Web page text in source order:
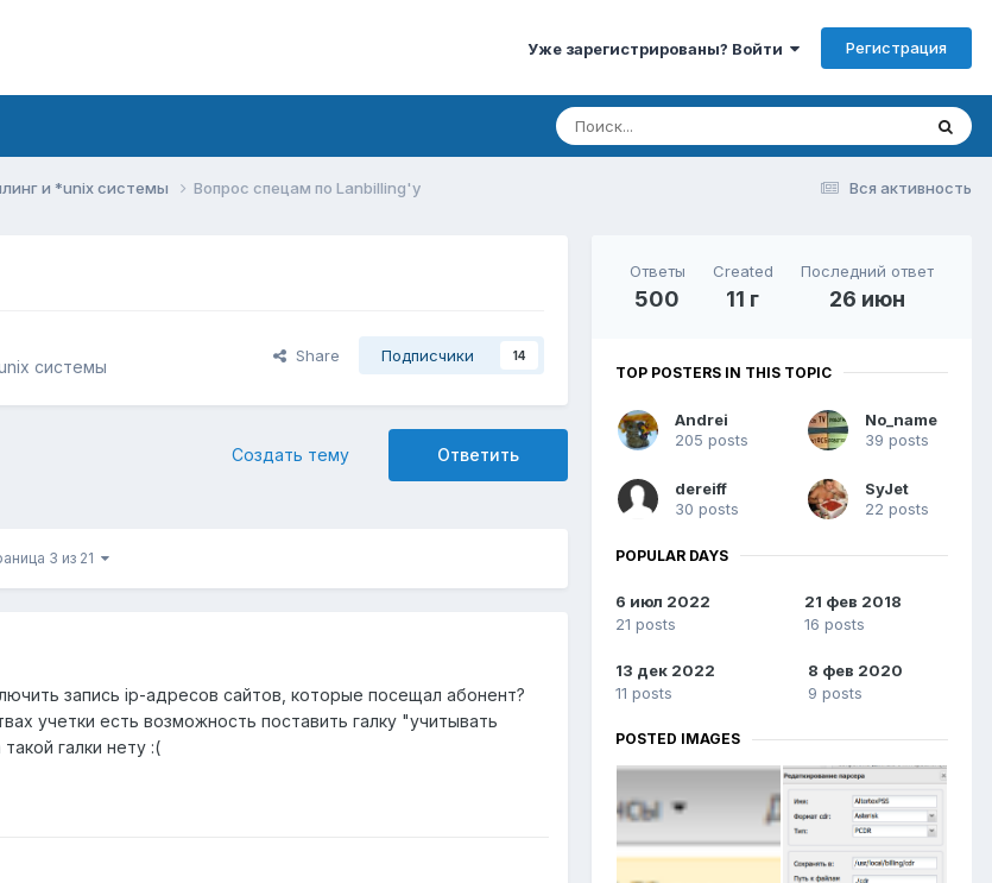
Уже зарегистрированы? Войти Регистрация
Вся активность
и *unix системы Вопрос спецам по Lanbilling'y
системы
Share Подписчики 14
Ответить
Создать тему
3 из 21
запись ip-адресов сайтов, которые посещал абонент?
учетки есть возможность поставить галку "учитывать
галки нету :(
Ответы
500
Created
11 г
Последний ответ
26 июн
TOP POSTERS IN THIS TOPIC
Andrei
205 posts
No_name
39 posts
dereiff
30 posts
SyJet
22 posts
POPULAR DAYS
6 июл 2022
21 posts
21 фев 2018
16 posts
13 дек 2022
11 posts
8 фев 2020
9 posts
POSTED IMAGES